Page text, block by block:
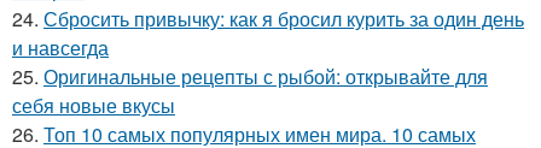
24. Сбросить привычку: как я бросил курить за один день
и навсегда
25. Оригинальные рецепты с рыбой: открывайте для
себя новые вкусы
26. Топ 10 самых популярных имен мира. 10 самых